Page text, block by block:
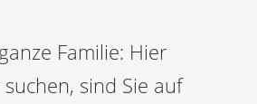
Familie: Hier
sind Sie auf